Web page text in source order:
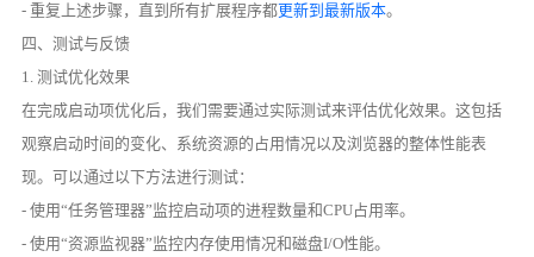
- 重复上述步骤，直到所有扩展程序都更新到最新版本。
四、测试与反馈
1. 测试优化效果
在完成启动项优化后，我们需要通过实际测试来评估优化效果。这包括
观察启动时间的变化、系统资源的占用情况以及浏览器的整体性能表
现。可以通过以下方法进行测试：
- 使用“任务管理器”监控启动项的进程数量和CPU占用率。
- 使用“资源监视器”监控内存使用情况和磁盘I/O性能。